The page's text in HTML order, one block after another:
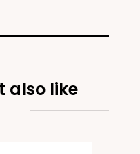
also like